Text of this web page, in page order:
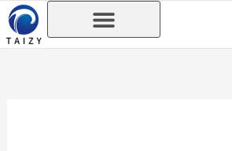
Aller
au